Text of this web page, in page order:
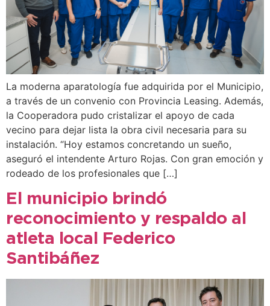
La moderna aparatología fue adquirida por el Municipio,
a través de un convenio con Provincia Leasing. Además,
la Cooperadora pudo cristalizar el apoyo de cada
vecino para dejar lista la obra civil necesaria para su
instalación. “Hoy estamos concretando un sueño,
aseguró el intendente Arturo Rojas. Con gran emoción y
rodeado de los profesionales que […]
El municipio brindó
reconocimiento y respaldo al
atleta local Federico
Santibáñez